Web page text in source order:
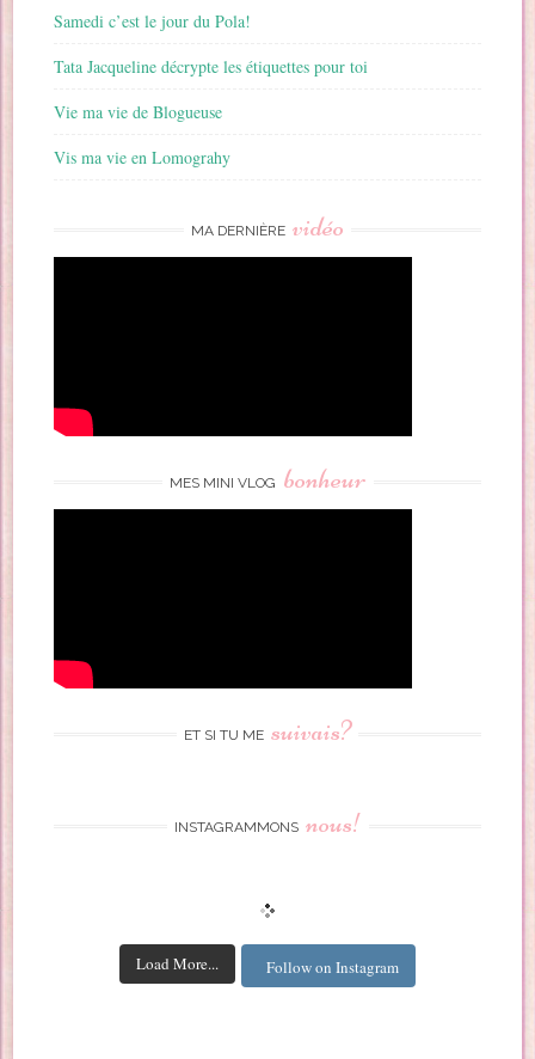
Samedi c’est le jour du Pola!
Tata Jacqueline décrypte les étiquettes pour toi
Vie ma vie de Blogueuse
Vis ma vie en Lomograhy
MA DERNIÈRE vidéo
MES MINI VLOG bonheur
ET SI TU ME suivais?
INSTAGRAMMONS nous!
Load More... Follow on Instagram